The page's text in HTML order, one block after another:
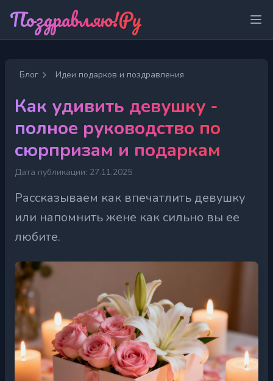
Поздравляю!Ру
Блог Идеи подарков и поздравления
Как удивить девушку -
полное руководство по
сюрпризам и подаркам
Дата публикации: 27.11.2025
Рассказываем как впечатлить девушку
или напомнить жене как сильно вы ее
любите.